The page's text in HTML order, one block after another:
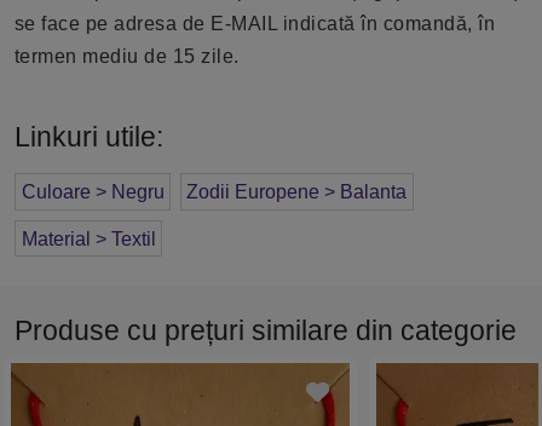
se face pe adresa de E-MAIL indicată în comandă, în
termen mediu de 15 zile.
Linkuri utile:
Culoare > Negru Zodii Europene > Balanta
Material > Textil
Produse cu prețuri similare din categorie